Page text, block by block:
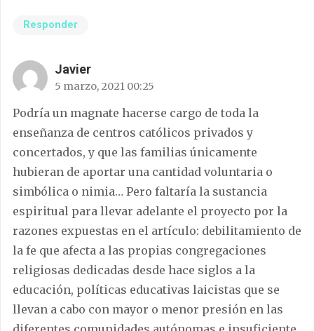
Responder
Javier
5 marzo, 2021 00:25
Podría un magnate hacerse cargo de toda la
enseñanza de centros católicos privados y
concertados, y que las familias únicamente
hubieran de aportar una cantidad voluntaria o
simbólica o nimia… Pero faltaría la sustancia
espiritual para llevar adelante el proyecto por la
razones expuestas en el artículo: debilitamiento de
la fe que afecta a las propias congregaciones
religiosas dedicadas desde hace siglos a la
educación, políticas educativas laicistas que se
llevan a cabo con mayor o menor presión en las